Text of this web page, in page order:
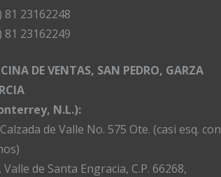
81 23162248
81 23162249
DE VENTAS, SAN PEDRO, GARZA
N.L.):
de Valle No. 575 Ote. (casi esq. con
Valle de Santa Engracia, C.P. 66268,